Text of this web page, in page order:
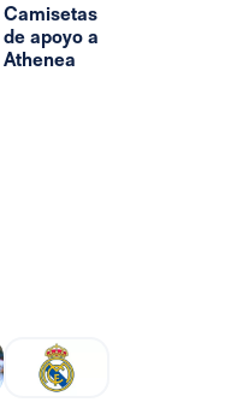
Camisetas
de apoyo a
Athenea